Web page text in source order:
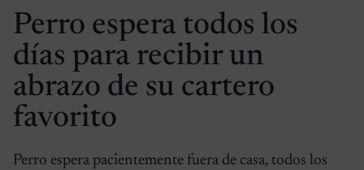
Perro espera todos los
días para recibir un
abrazo de su cartero
favorito
Perro espera pacientemente fuera de casa, todos los